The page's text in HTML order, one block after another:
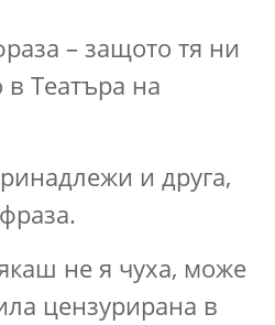
– защото тя ни
Театъра на
и друга,
не я чуха, може
цензурирана в